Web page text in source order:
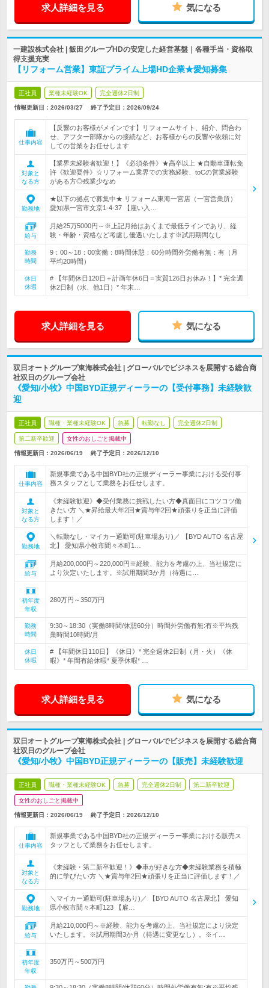
求人詳細を見る 気になる
一建設株式会社 | 飯田グループHDの安定した経営基盤｜各種手当・資格取
得支援充実
【リフォーム営業】東証プライム上場HD企業★愛知募集
正社員 業種未経験OK 完全週休2日制
情報更新日：2026/03/27 終了予定日： 2026/09/24
仕事内容
【反響のお客様がメインです】リフォームサイト、紹介、問合わ
せ、アフター部隊からの接続など、お客様からの反響や依頼に対
しての営業をお任せします
対象と
なる方
【業界未経験者歓迎！】《必須条件》★高卒以上 ★自動車運転免
許《歓迎要件》☆リフォーム業界での実務経験、toCの営業経験
がある方◎残業少なめ
勤務地
★以下の拠点で募集中★ リフォーム東海一宮店（一宮営業所）
愛知県一宮市文京1-4-37 【雇い入…
給与
月給25万5000円～※上記月給はあくまで最低ラインであり、経
験・年齢・資格など考慮し優遇いたします※試用期間なし
勤務
時間
9：00～18：00実働：8時間休憩：60分時間外労働有無：有（月
平均20時間）
休日
休暇
# 【年間休日120日＋計画年休6日＝実質126日お休み！】* 完全週
休2日制（水、他1日）* 年末…
求人詳細を見る 気になる
双日オートグループ東海株式会社 | グローバルでビジネスを展開する総合商
社双日のグループ会社
《愛知/小牧》中国BYD正規ディーラーの【受付事務】未経験歓
迎
正社員 職種・業種未経験OK 急募 転勤なし 完全週休2日制
第二新卒歓迎 女性のおしごと掲載中
情報更新日：2026/06/19 終了予定日： 2026/12/10
仕事内容
新規事業である中国BYD社の正規ディーラー事業における受付事
務スタッフとして業務をお任せします。
対象と
なる方
《未経験歓迎》◆受付業務に挑戦したい方◆真面目にコツコツ働
きたい方 ＼★昇給最大年2回★賞与年2回★頑張りを正当に評価
します！／
勤務地
＼転勤なし・マイカー通勤可(駐車場あり)／ 【BYD AUTO 名古屋
北】 愛知県小牧市間々本町1…
給与
月給200,000円～220,000円※経験、能力を考慮の上、当社規定に
より決定いたします。※試用期間3か月（待遇に…
初年度
年収
280万円～350万円
勤務
時間
9:30～18:30（実働8時間/休憩60分）時間外労働有無:有※平均残
業時間10時間/月
休日
休暇
# 【年間休日110日】《休日》* 完全週休2日制（月・火）《休
暇》* 年間有給休暇* 夏季休暇* …
求人詳細を見る 気になる
双日オートグループ東海株式会社 | グローバルでビジネスを展開する総合商
社双日のグループ会社
《愛知/小牧》中国BYD正規ディーラーの【販売】未経験歓迎
正社員 職種・業種未経験OK 急募 完全週休2日制 第二新卒歓迎
女性のおしごと掲載中
情報更新日：2026/06/19 終了予定日： 2026/12/10
仕事内容
新規事業である中国BYD社の正規ディーラー事業における販売ス
タッフとして業務をお任せします。
対象と
なる方
《未経験・第二新卒歓迎！》◆車が好きな方◆未経験業務を積極
的に学びたい方 ＼★賞与年2回★頑張りを正当に評価します！／
勤務地
＼マイカー通勤可(駐車場あり)／ 【BYD AUTO 名古屋北】 愛知
県小牧市間々本町123 【雇…
給与
月給210,000円～※経験、能力を考慮の上、当社規定により決定
いたします。※試用期間3か月（待遇に変更なし）。※イ…
初年度
年収
350万円～500万円